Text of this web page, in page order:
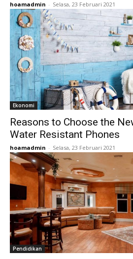
hoamadmin - Selasa, 23 Februari 2021
Ekonomi
Reasons to Choose the
Water Resistant Phones
hoamadmin - Selasa, 23 Februari 2021
Pendidikan